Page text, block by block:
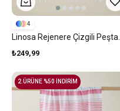
₺249,99
4
2.ÜRÜNE %50 İNDİRİM